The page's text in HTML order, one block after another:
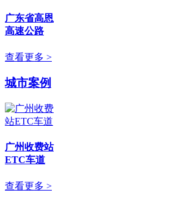
广东省高恩
高速公路
查看更多 >
城市案例
广州收费站
ETC车道
查看更多 >